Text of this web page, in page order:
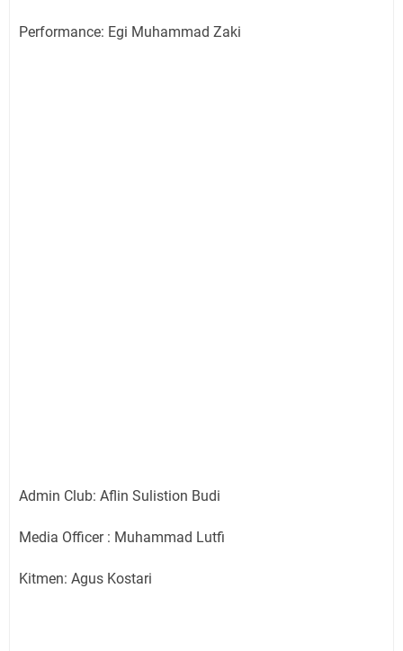
Performance: Egi Muhammad Zaki
Admin Club: Aflin Sulistion Budi
Media Officer : Muhammad Lutfi
Kitmen: Agus Kostari